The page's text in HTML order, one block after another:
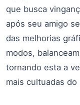
que busca
após seu amigo
das melhorias
modos,
tornando esta a
mais cultuadas do